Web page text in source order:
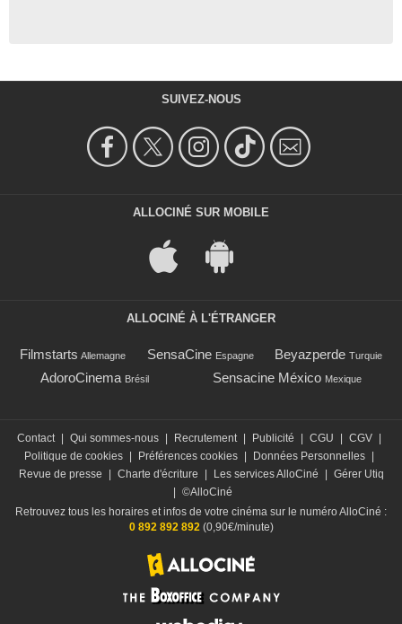
SUIVEZ-NOUS
ALLOCINÉ SUR MOBILE
ALLOCINÉ À L'ÉTRANGER
Filmstarts Allemagne SensaCine Espagne Beyazperde Turquie
AdoroCinema Brésil Sensacine México Mexique
Contact | Qui sommes-nous | Recrutement | Publicité | CGU | CGV |
Politique de cookies | Préférences cookies | Données Personnelles |
Revue de presse
| Charte d'écriture | Les services AlloCiné | Gérer Utiq
| ©AlloCiné
Retrouvez tous les horaires et infos de votre cinéma sur le numéro AlloCiné :
0 892 892 892 (0,90€/minute)